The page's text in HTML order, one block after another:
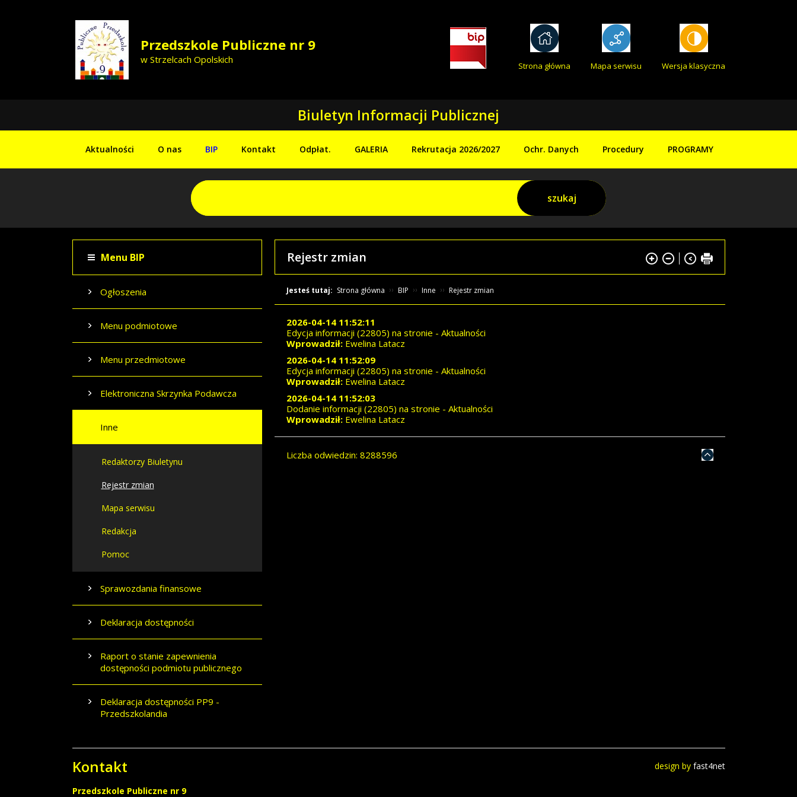
Przedszkole Publiczne nr 9
w Strzelcach Opolskich
Strona główna Mapa serwisu Wersja klasyczna
Biuletyn Informacji Publicznej
Aktualności O nas BIP Kontakt Odpłat. GALERIA Rekrutacja 2026/2027 Ochr. Danych Procedury PROGRAMY
Menu BIP
Ogłoszenia
Menu podmiotowe
Menu przedmiotowe
Elektroniczna Skrzynka Podawcza
Inne
Redaktorzy Biuletynu
Rejestr zmian
Mapa serwisu
Redakcja
Pomoc
Sprawozdania finansowe
Deklaracja dostępności
Raport o stanie zapewnienia
dostępności podmiotu publicznego
Deklaracja dostępności PP9 -
Przedszkolandia
Rejestr zmian
Jesteś tutaj: Strona główna BIP Inne Rejestr zmian
2026-04-14 11:52:11
Edycja informacji (22805) na stronie - Aktualności
Wprowadził:Ewelina Latacz
2026-04-14 11:52:09
Edycja informacji (22805) na stronie - Aktualności
Wprowadził:Ewelina Latacz
2026-04-14 11:52:03
Dodanie informacji (22805) na stronie - Aktualności
Wprowadził:Ewelina Latacz
Liczba odwiedzin: 8288596
Kontakt
Przedszkole Publiczne nr 9
design by fast4net